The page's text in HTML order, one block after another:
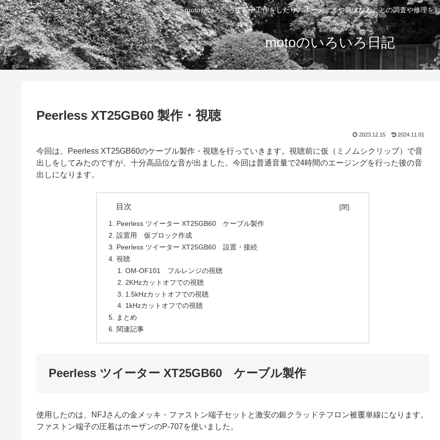
motoがいろいろな電子工作をしたり、オーディオや気になることの調査や修理を
motoのいろいろ日記
Peerless XT25GB60 製作・視聴
2023.12.15 2024.11.01
今回は、Peerless XT25GB60のケーブル製作・視聴を行っていきます。視聴前に仮（ミノムシクリップ）で音
出しをしてみたのですが、十分高品位な音が出ました。今回は普通音量で24時間のエージングを行った後の音
出しになります。
目次
Peerless ツイーター XT25GB60 ケーブル製作
設置用 仮ブロック作成
Peerless ツイーター XT25GB60 設置・接続
視聴
OM-OF101 フルレンジの視聴
2KHzカットオフでの視聴
1.5kHzカットオフでの視聴
1kHzカットオフでの視聴
まとめ
関連記事
Peerless ツイーター XT25GB60 ケーブル製作
使用したのは、NFJさんの金メッキ・ファストン端子セットと激安の銀クラッドテフロン被覆単線になります。
ファストン端子の圧着はホーザンのP-707を使いました。